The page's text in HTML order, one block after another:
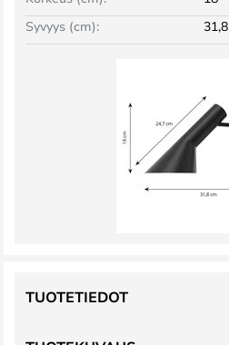
Syvyys (cm):
31,8
TUOTETIEDOT